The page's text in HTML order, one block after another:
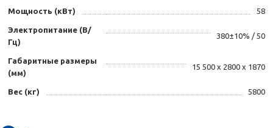
Мощность (кВт) 58
Электропитание (В/
Гц)
380±10% / 50
Габаритные размеры
(мм)
15 500 х 2800 х 1870
Вес (кг) 5800